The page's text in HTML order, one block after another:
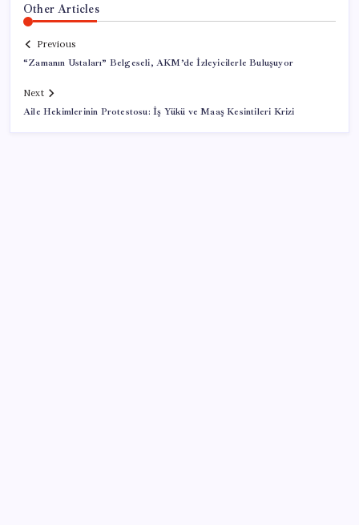
Other Articles
Previous
“Zamanın Ustaları” Belgeseli, AKM’de İzleyicilerle Buluşuyor
Next
Aile Hekimlerinin Protestosu: İş Yükü ve Maaş Kesintileri Krizi